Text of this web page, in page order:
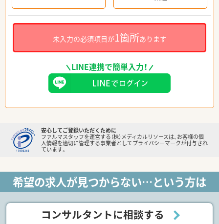
未入力の必須項目が1箇所あります
LINE連携で簡単入力！
安心してご登録いただくために
ファルマスタッフを運営する（株）メディカルリソースは、お客様の個
人情報を適切に管理する事業者としてプライバシーマークが付与され
ています。
希望の求人が見つからない…という方は
コンサルタントに相談する